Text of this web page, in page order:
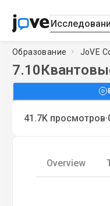
Образование JoVE
7.10
41.7K просмотров·
Overview